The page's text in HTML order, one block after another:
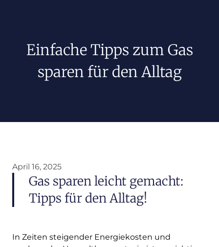
Einfache Tipps zum Gas
sparen für den Alltag
April 16, 2025
Gas sparen leicht gemacht:
Tipps für den Alltag!
In Zeiten steigender Energiekosten und